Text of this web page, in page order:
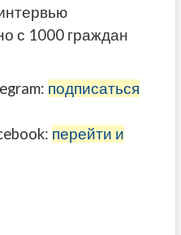
с 1000 граждан
подписаться
перейти и